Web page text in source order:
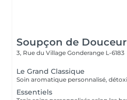
Soupçon de Douceur
3, Rue du Village Gonderange L-6183
Le Grand Classique
Essentiels